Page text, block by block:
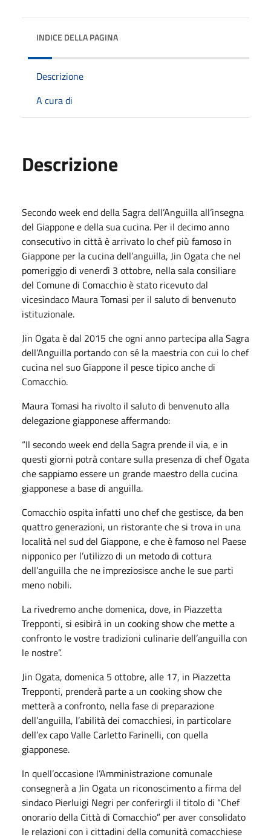
INDICE DELLA PAGINA
Descrizione
A cura di
Descrizione
Secondo week end della Sagra dell’Anguilla all’insegna
del Giappone e della sua cucina. Per il decimo anno
consecutivo in città è arrivato lo chef più famoso in
Giappone per la cucina dell’anguilla, Jin Ogata che nel
pomeriggio di venerdì 3 ottobre, nella sala consiliare
del Comune di Comacchio è stato ricevuto dal
vicesindaco Maura Tomasi per il saluto di benvenuto
istituzionale.
Jin Ogata è dal 2015 che ogni anno partecipa alla Sagra
dell’Anguilla portando con sé la maestria con cui lo chef
cucina nel suo Giappone il pesce tipico anche di
Comacchio.
Maura Tomasi ha rivolto il saluto di benvenuto alla
delegazione giapponese affermando:
“Il secondo week end della Sagra prende il via, e in
questi giorni potrà contare sulla presenza di chef Ogata
che sappiamo essere un grande maestro della cucina
giapponese a base di anguilla.
Comacchio ospita infatti uno chef che gestisce, da ben
quattro generazioni, un ristorante che si trova in una
località nel sud del Giappone, e che è famoso nel Paese
nipponico per l’utilizzo di un metodo di cottura
dell’anguilla che ne impreziosisce anche le sue parti
meno nobili.
La rivedremo anche domenica, dove, in Piazzetta
Trepponti, si esibirà in un cooking show che mette a
confronto le vostre tradizioni culinarie dell’anguilla con
le nostre”.
Jin Ogata, domenica 5 ottobre, alle 17, in Piazzetta
Trepponti, prenderà parte a un cooking show che
metterà a confronto, nella fase di preparazione
dell’anguilla, l’abilità dei comacchiesi, in particolare
dell’ex capo Valle Carletto Farinelli, con quella
giapponese.
In quell’occasione l’Amministrazione comunale
consegnerà a Jin Ogata un riconoscimento a firma del
sindaco Pierluigi Negri per conferirgli il titolo di “Chef
onorario della Città di Comacchio” per aver consolidato
le relazioni con i cittadini della comunità comacchiese